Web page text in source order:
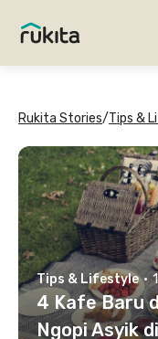
Rukita Stories/Tips &
Tips & Lifestyle ·
4 Kafe Baru
Ngopi Asyik